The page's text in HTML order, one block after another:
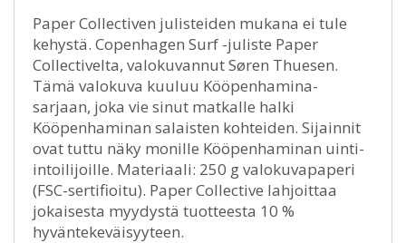
Paper Collectiven julisteiden mukana ei tule
kehystä. Copenhagen Surf -juliste Paper
Collectivelta, valokuvannut Søren Thuesen.
Tämä valokuva kuuluu Kööpenhamina-
sarjaan, joka vie sinut matkalle halki
Kööpenhaminan salaisten kohteiden. Sijainnit
ovat tuttu näky monille Kööpenhaminan uinti-
intoilijoille. Materiaali: 250 g valokuvapaperi
(FSC-sertifioitu). Paper Collective lahjoittaa
jokaisesta myydystä tuotteesta 10 %
hyväntekeväisyyteen.